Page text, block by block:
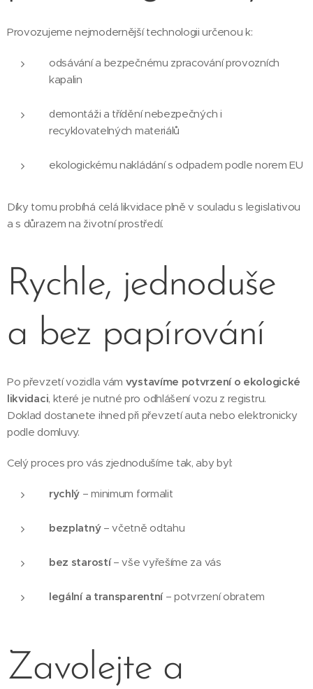
Provozujeme nejmodernější technologii určenou k:
odsávání a bezpečnému zpracování provozních
kapalin
demontáži a třídění nebezpečných i
recyklovatelných materiálů
ekologickému nakládání s odpadem podle norem EU
Díky tomu probíhá celá likvidace plně v souladu s legislativou
a s důrazem na životní prostředí.
Rychle, jednoduše
a bez papírování
Po převzetí vozidla vám vystavíme potvrzení o ekologické
likvidaci, které je nutné pro odhlášení vozu z registru.
Doklad dostanete ihned při převzetí auta nebo elektronicky
podle domluvy.
Celý proces pro vás zjednodušíme tak, aby byl:
rychlý – minimum formalit
bezplatný– včetně odtahu
bez starostí– vše vyřešíme za vás
legální a transparentní– potvrzení obratem
Zavolejte a